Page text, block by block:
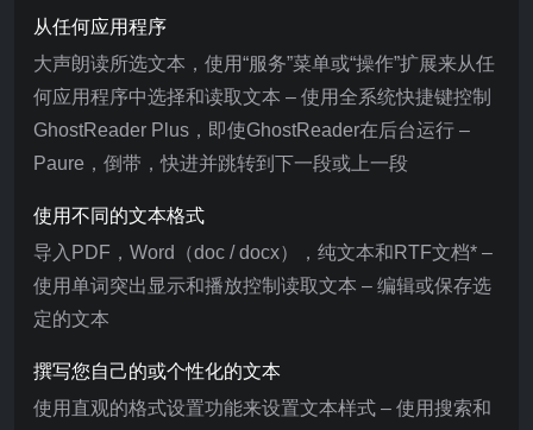
从任何应用程序
大声朗读所选文本，使用“服务”菜单或“操作”扩展来从任
何应用程序中选择和读取文本 – 使用全系统快捷键控制
GhostReader Plus，即使GhostReader在后台运行 –
Paure，倒带，快进并跳转到下一段或上一段
使用不同的文本格式
导入PDF，Word（doc / docx），纯文本和RTF文档* –
使用单词突出显示和播放控制读取文本 – 编辑或保存选
定的文本
撰写您自己的或个性化的文本
使用直观的格式设置功能来设置文本样式 – 使用搜索和